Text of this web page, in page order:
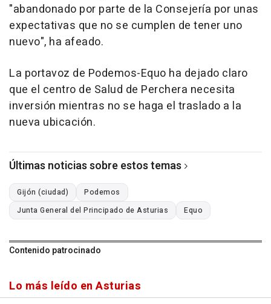
"abandonado por parte de la Consejería por unas
expectativas que no se cumplen de tener uno
nuevo", ha afeado.
La portavoz de Podemos-Equo ha dejado claro
que el centro de Salud de Perchera necesita
inversión mientras no se haga el traslado a la
nueva ubicación.
Últimas noticias sobre estos temas
Gijón (ciudad)
Podemos
Junta General del Principado de Asturias
Equo
Contenido patrocinado
Lo más leído en Asturias